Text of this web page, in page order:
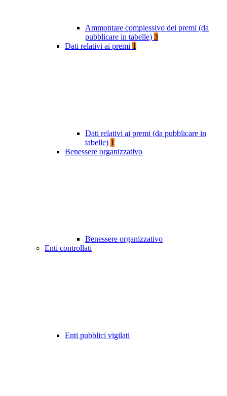
Ammontare complessivo dei premi (da
pubblicare in tabelle) 3
Dati relativi ai premi 1
Dati relativi ai premi (da pubblicare in
tabelle) 1
Benessere organizzativo
Benessere organizzativo
Enti controllati
Enti pubblici vigilati